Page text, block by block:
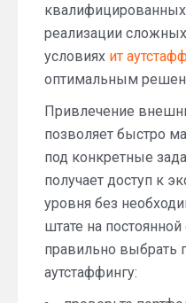
реализации
условиях ит
оптимальным
Привлечение
позволяет быстро
под конкретные
получает доступ к
уровня без
штате на
правильно выбрать
аутстаффингу: